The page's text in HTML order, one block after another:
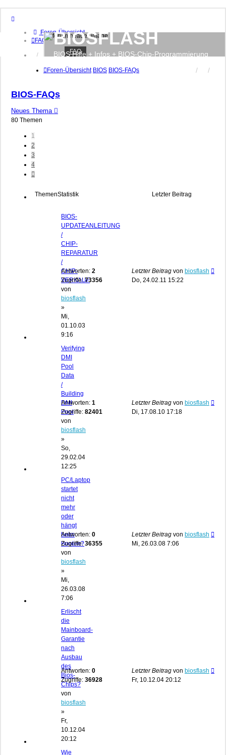
Foren-Übersicht
FAQ
Anmelden
BIOSFLASH
BIOS Hilfe + Infos + BIOS-Chip-Programmierung
FAQ
Foren-Übersicht BIOS BIOS-FAQs
BIOS-FAQs
Neues Thema
80 Themen
1
2
3
4
ThemenStatistik Letzter Beitrag
BIOS-
UPDATEANLEITUNG
/
CHIP-
REPARATUR
/
CHIP-
VERKAUF
von
biosflash
»
Mi,
01.10.03
9:16
Antworten: 2
Zugriffe:73356
Letzter Beitrag von biosflash
Do, 24.02.11 15:22
Verifying
DMI
Pool
Data
/
Building
DMI
Pool
von
biosflash
»
So,
29.02.04
12:25
Antworten: 1
Zugriffe: 82401
Letzter Beitrag von biosflash
Di, 17.08.10 17:18
PC/Laptop
startet
nicht
mehr
oder
hängt
beim
Booten?
von
biosflash
»
Mi,
26.03.08
7:06
Antworten: 0
Zugriffe:36355
Letzter Beitrag von biosflash
Mi, 26.03.08 7:06
Erlischt
die
Mainboard-
Garantie
nach
Ausbau
des
Bios-
Chips?
von
biosflash
»
Fr,
10.12.04
20:12
Antworten: 0
Zugriffe: 36928
Letzter Beitrag von biosflash
Fr, 10.12.04 20:12
Wie